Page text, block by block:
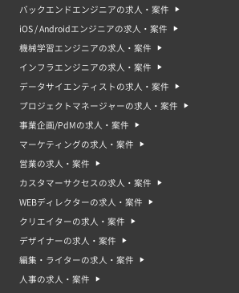
バックエンドエンジニアの求人・案件
iOS / Androidエンジニアの求人・案件
機械学習エンジニアの求人・案件
インフラエンジニアの求人・案件
データサイエンティストの求人・案件
プロジェクトマネージャーの求人・案件
事業企画/PdMの求人・案件
マーケティングの求人・案件
営業の求人・案件
カスタマーサクセスの求人・案件
WEBディレクターの求人・案件
クリエイターの求人・案件
デザイナーの求人・案件
編集・ライターの求人・案件
人事の求人・案件